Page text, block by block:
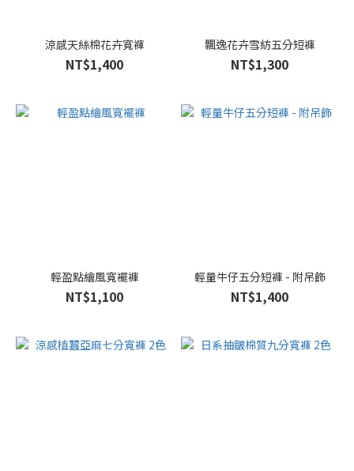
涼感天絲棉花卉寬褲
NT$1,400
飄逸花卉雪紡五分短褲
NT$1,300
輕盈點繪風寬襬褲
NT$1,100
輕量牛仔五分短褲 - 附吊飾
NT$1,400